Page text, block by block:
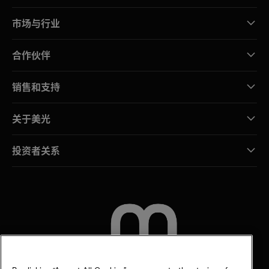
市场与行业
合作伙伴
销售和支持
关于美光
投资者关系